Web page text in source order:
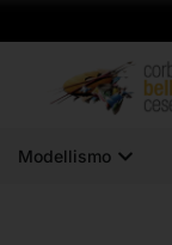
Modellismo